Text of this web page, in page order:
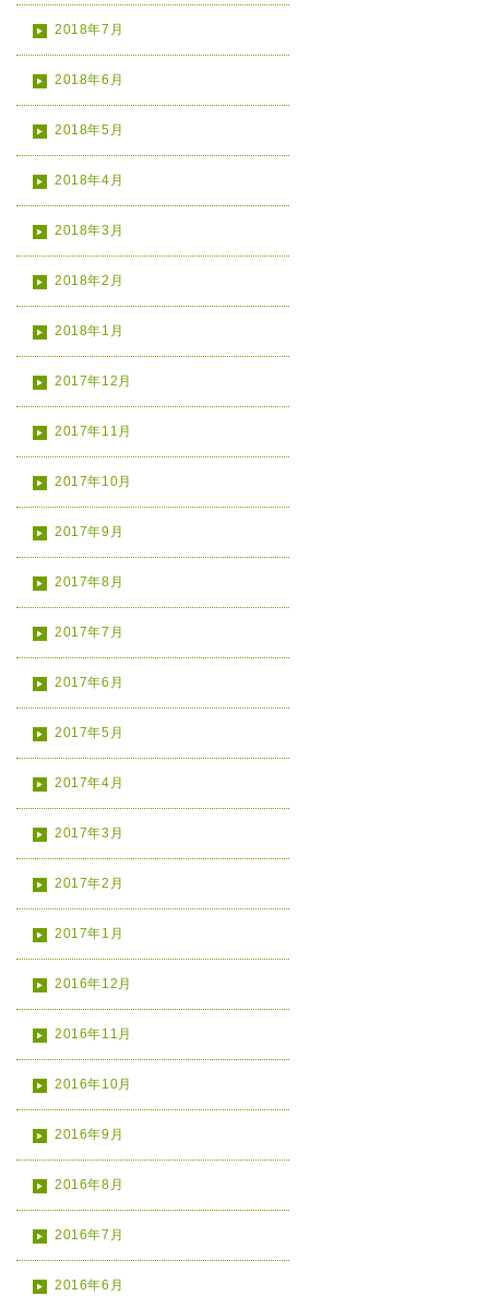
2018年7月
2018年6月
2018年5月
2018年4月
2018年3月
2018年2月
2018年1月
2017年12月
2017年11月
2017年10月
2017年9月
2017年8月
2017年7月
2017年6月
2017年5月
2017年4月
2017年3月
2017年2月
2017年1月
2016年12月
2016年11月
2016年10月
2016年9月
2016年8月
2016年7月
2016年6月